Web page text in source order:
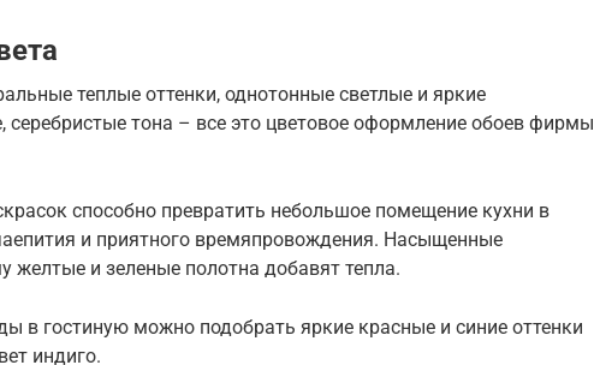
теплые оттенки, однотонные светлые и яркие
серебристые тона – все это цветовое оформление обоев фирмы
способно превратить небольшое помещение кухни в
и приятного времяпровождения. Насыщенные
желтые и зеленые полотна добавят тепла.
в гостиную можно подобрать яркие красные и синие оттенки
индиго.